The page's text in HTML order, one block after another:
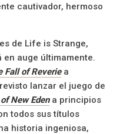
cautivador, hermoso
de Life is Strange,
en auge últimamente.
Fall of Reveriea
lanzar el juego de
New Edena principios
todos sus títulos
historia ingeniosa,